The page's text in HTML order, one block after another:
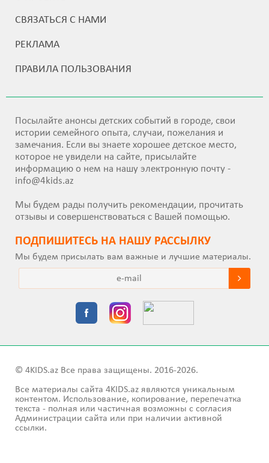
СВЯЗАТЬСЯ С НАМИ
РЕКЛАМА
ПРАВИЛА ПОЛЬЗОВАНИЯ
Посылайте анонсы детских событий в городе, свои
истории семейного опыта, случаи, пожелания и
замечания. Если вы знаете хорошее детское место,
которое не увидели на сайте, присылайте
информацию о нем на нашу электронную почту -
info@4kids.az
Мы будем рады получить рекомендации, прочитать
отзывы и совершенствоваться с Вашей помощью.
ПОДПИШИТEСЬ НА НАШУ РАССЫЛКУ
Мы будем присылать вам важные и лучшие материалы.
© 4KIDS.az Все права защищены. 2016-2026.
Все материалы сайта 4KIDS.az являются уникальным
контентом. Использование, копирование, перепечатка
текста - полная или частичная возможны с согласия
Администрации сайта или при наличии активной
ссылки.